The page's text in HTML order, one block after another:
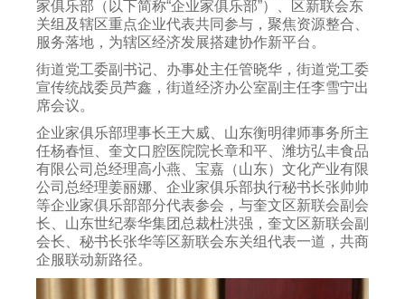
家俱乐部（以下简称“企业家俱乐部”）、区新联会东
关组及辖区重点企业代表共同参与，聚焦资源整合、
服务落地，为辖区经济发展搭建协作新平台。
街道党工委副书记、办事处主任管晓华，街道党工委
宣传统战委员芦鑫，街道经济办公室副主任李雪宁出
席会议。
企业家俱乐部理事长王大威、山东衡明律师事务所主
任杨春恒、奎文口腔医院院长章和平、潍坊弘丰食品
有限公司总经理高小燕、宝嘉（山东）文化产业有限
公司总经理姜丽娜、企业家俱乐部执行秘书长张帅帅
等企业家俱乐部部分代表参会，与奎文区新联会副会
长、山东世纪泰华集团总裁杜洪强，奎文区新联会副
会长、秘书长张华等区新联会东关组代表一道，共商
企服联动新路径。